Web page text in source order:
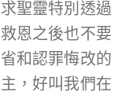
聖靈特別透過
恩之後也不要
和認罪悔改的
，好叫我們在